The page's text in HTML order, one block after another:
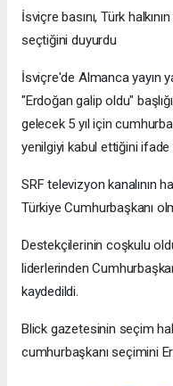
İsviçre basını, Türk
seçtiğini duyurdu
İsviçre'de Almanca yayın
"Erdoğan galip oldu"
gelecek 5 yıl için
yenilgiyi kabul ettiğini ifade
SRF televizyon kanalının
Türkiye Cumhurbaşkanı
Destekçilerinin coşkulu
liderlerinden
kaydedildi.
Blick gazetesinin seçim
cumhurbaşkanı seçimini